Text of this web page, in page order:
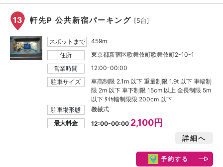
13 軒先P 公共新宿パーキング [5台]
スポットまで
459m
住所
東京都新宿区歌舞伎町歌舞伎町2-10-1
営業時間
12:00-00:00
駐車サイズ
車高制限 2.1m 以下 重量制限 1.9t 以下 車幅制
限 2m 以下 車下制限 15cm 以上 全長制限 5m
以下 ﾀｲﾔ幅制限限 200cm 以下
駐車場形態
機械式
最大料金
12:00-00:00 2,100円
詳細へ
予約する